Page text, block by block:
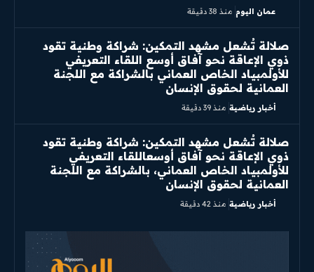
عمان اليوم منذ 38 دقيقة
صلالة تُشعل مشهد التمكين: شراكة وطنية تقود
ذوي الإعاقة نحو آفاق أوسع اللقاء التعريفي
للأولمبياد الخاص العماني بالشراكة مع اللجنة
العمانية لحقوق الإنسان
أخبار رياضية منذ 39 دقيقة
صلالة تُشعل مشهد التمكين: شراكة وطنية تقود
ذوي الإعاقة نحو آفاق أوسعاللقاء التعريفي
للأولمبياد الخاص العماني، بالشراكة مع اللجنة
العمانية لحقوق الإنسان
أخبار رياضية منذ 42 دقيقة